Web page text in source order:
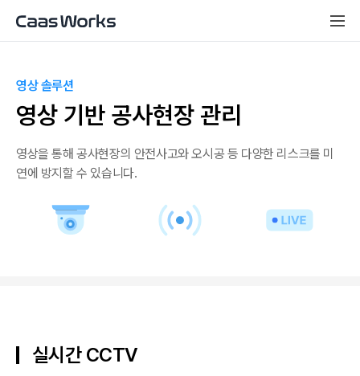
영상 솔루션
영상 기반 공사현장 관리
영상을 통해 공사현장의 안전사고와 오시공 등 다양한 리스크를 미
연에 방지할 수 있습니다.
실시간 CCTV